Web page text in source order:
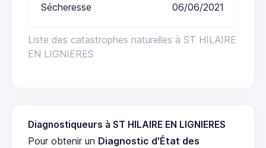
Liste des catastrophes naturelles à ST HILAIRE
EN LIGNIERES
Sécheresse 06/06/2021
Diagnostiqueurs à ST HILAIRE EN LIGNIERES
Pour obtenir un Diagnostic d'État des